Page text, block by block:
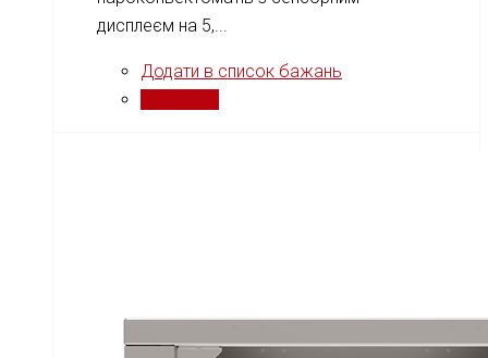
дисплеєм на 5,...
Додати в список бажань